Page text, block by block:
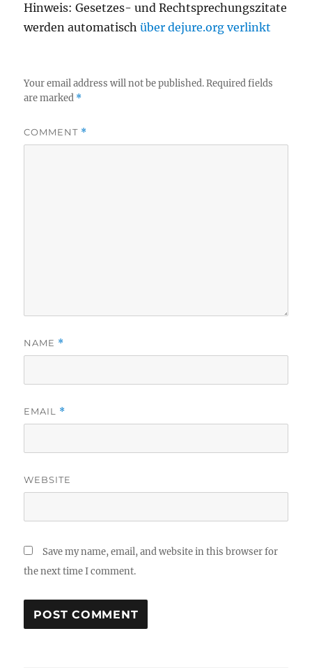
Hinweis: Gesetzes- und Rechtsprechungszitate
werden automatischüber dejure.org verlinkt
Your email address will not be published. Required fields
are marked *
COMMENT *
NAME *
EMAIL *
WEBSITE
Save my name, email, and website in this browser for
the next time I comment.